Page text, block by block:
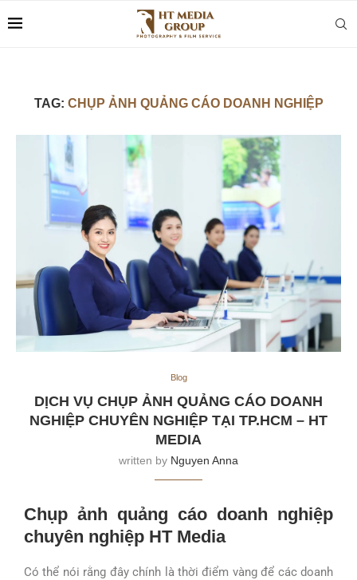
TAG: CHỤP ẢNH QUẢNG CÁO DOANH NGHIỆP
Blog
DỊCH VỤ CHỤP ẢNH QUẢNG CÁO DOANH
NGHIỆP CHUYÊN NGHIỆP TẠI TP.HCM – HT
MEDIA
written by Nguyen Anna
Chụp ảnh quảng cáo doanh nghiệp
chuyên nghiệp HT Media
Có thể nói rằng đây chính là thời điểm vàng để các doanh